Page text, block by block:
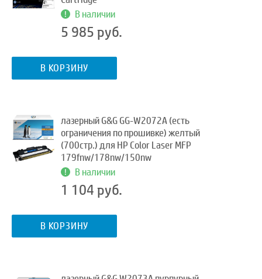
В наличии
5 985 руб.
В КОРЗИНУ
лазерный G&G GG-W2072A (есть
ограничения по прошивке) желтый
(700стр.) для HP Color Laser MFP
179fnw/178nw/150nw
В наличии
1 104 руб.
В КОРЗИНУ